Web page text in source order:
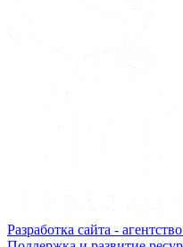
Разработка сайта -